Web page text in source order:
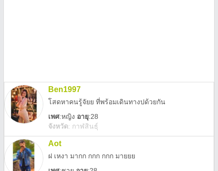
Ben1997
โสดหาคนรู้จัยย ที่พร้อมเดินทางปด้วยกัน
เพศ:หญิง อายุ:28
จังหวัด: กาฬสินธุ์
Aot
ฝ เหงา มากก กกก กกก มายยย